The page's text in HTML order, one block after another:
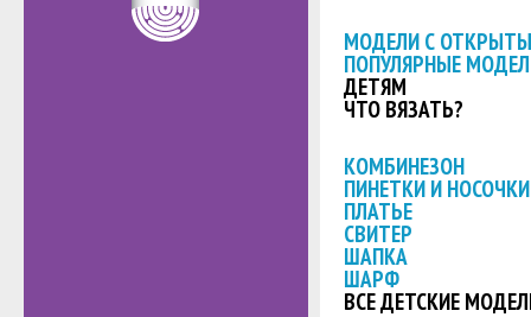
МОДЕЛИ С
ПОПУЛЯРНЫЕ
ДЕТЯМ
ЧТО ВЯЗАТЬ?
КОМБИНЕЗОН
ПИНЕТКИ И НОСОЧКИ
ПЛАТЬЕ
СВИТЕР
ШАПКА
ШАРФ
ВСЕ ДЕТСКИЕ